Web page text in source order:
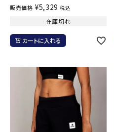
販売価格 ¥5,329 税込
在庫切れ
カートに入れる